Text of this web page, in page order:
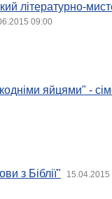
літературно-
09:00
яйцями" -
з Біблії" 15.04.2015